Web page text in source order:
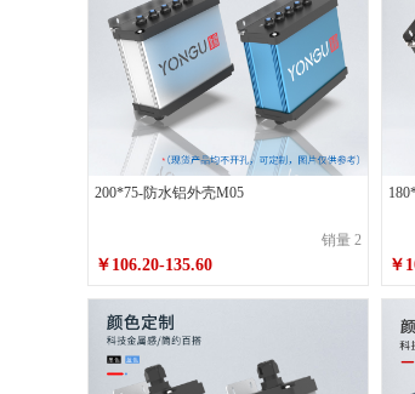
130*65*200喷砂皓月银不带
130*65*220喷砂皓月银带带
150*75*120喷砂墨玉黑不带耳
150*75*150喷砂墨玉黑带耳
150*75*180喷砂皓月银不带
180*70*150喷砂墨玉黑不带
180*70*200喷砂墨玉黑带耳
180*70*220喷砂皓月银不带
200*75-防水铝外壳M05
销量 2
￥106.20-135.60 ￥